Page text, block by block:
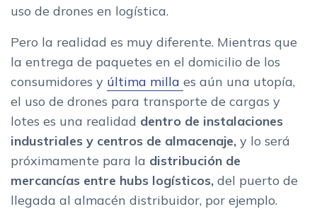
uso de drones en logística.
Pero la realidad es muy diferente. Mientras que
la entrega de paquetes en el domicilio de los
consumidores y última milla es aún una utopía,
el uso de drones para transporte de cargas y
lotes es una realidad dentro de instalaciones
industriales y centros de almacenaje, y lo será
próximamente para la distribución de
mercancías entre hubs logísticos, del puerto de
llegada al almacén distribuidor, por ejemplo.